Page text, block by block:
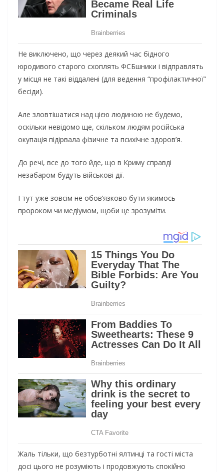
Не виключено, що через деякий час бідного
юродивого старого схоплять ФСБшники і відправлять
у місця не такі віддалені (для ведення “профілактичної”
бесіди).
Але зловтішатися над цією людиною не будемо,
оскільки невідомо ще, скільком людям російська
окупація підірвала фізичне та психічне здоров’я.
До речі, все до того йде, що в Криму справді
незабаром будуть військові дії.
І тут уже зовсім не обов’язково бути якимось
пророком чи медіумом, щоби це зрозуміти.
Жаль тільки, що безтурботні ялтинці та гості міста
досі цього не розуміють і продовжують спокійно